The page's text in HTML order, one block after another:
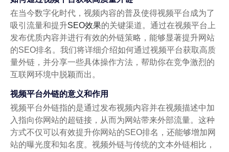
在当今数字化时代，视频内容的普及使得视频平台成为了
吸引流量和提升SEO效果的关键渠道。通过在视频平台上
发布优质内容并进行有效的外链策略，能够显著提升网站
的SEO排名。我们将详细介绍如何通过视频平台获取高质
量外链，并分享一些具体操作方法，帮助你在竞争激烈的
互联网环境中脱颖而出。
视频平台外链的意义和作用
视频平台外链指的是通过发布视频内容并在视频描述中加
入指向你网站的超链接，从而为网站带来外部流量。这种
方式不仅可以有效提升你网站的SEO排名，还能够增加网
站的曝光度和知名度。视频外链与传统的文本外链相比，